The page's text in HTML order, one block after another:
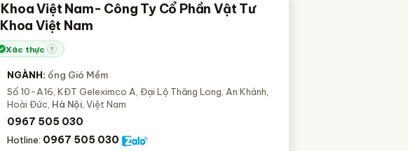
Việt Nam- Công Ty Cổ Phần Vật Tư
Việt Nam
Xác thực ?
NGÀNH: ống Gió Mềm
Số 10-A16, KĐT Geleximco A, Đại Lộ Thăng Long, An Khánh,
Hoài Đức, Hà Nội, Việt Nam
0967 505 030
Hotline: 0967 505 030